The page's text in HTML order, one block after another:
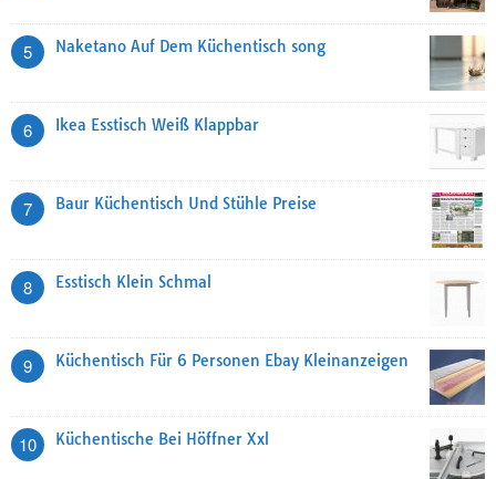
5 Naketano Auf Dem Küchentisch song
6 Ikea Esstisch Weiß Klappbar
7 Baur Küchentisch Und Stühle Preise
8 Esstisch Klein Schmal
9 Küchentisch Für 6 Personen Ebay Kleinanzeigen
10 Küchentische Bei Höffner Xxl